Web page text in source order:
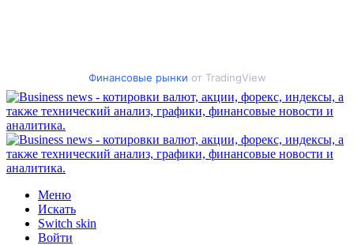
Финансовые рынки от TradingView
Меню
Искать
Switch skin
Войти